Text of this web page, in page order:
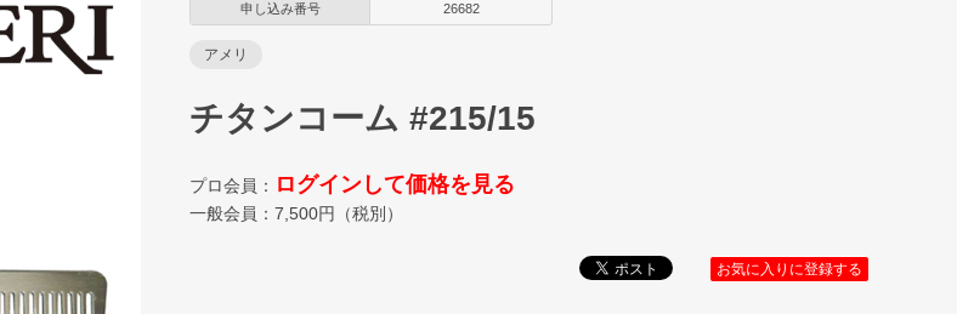
申し込み番号 26682
アメリ
チタンコーム #215/15
プロ会員： ログインして価格を見る
一般会員： 7,500円（税別）
お気に入りに登録する